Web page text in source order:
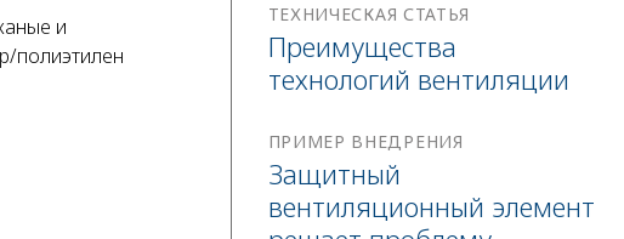
и
полиэтилен
ТЕХНИЧЕСКАЯ СТАТЬЯ
Преимущества
технологий вентиляции
ПРИМЕР ВНЕДРЕНИЯ
Защитный
вентиляционный элемент